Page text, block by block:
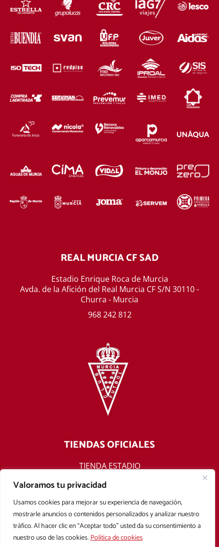
Valoramos tu privacidad
Usamos cookies para mejorar su experiencia de navegación,
mostrarle anuncios o contenidos personalizados y analizar nuestro
tráfico. Al hacer clic en “Aceptar todo” usted da su consentimiento a
nuestro uso de las cookies.Política de cookies
REAL MURCIA CF SAD
Estadio Enrique Roca de Murcia
Avda. de la Afición del Real Murcia CF S/N 30110 -
Churra - Murcia
968 242 812
TIENDAS OFICIALES
TIENDA ESTADIO
TIENDA ONLINE
F
a
c
e
b
T
w
i
t
t
Y
o
u
t
u
I
n
s
t
a
Aviso legal Política de privacidad Política de cookies